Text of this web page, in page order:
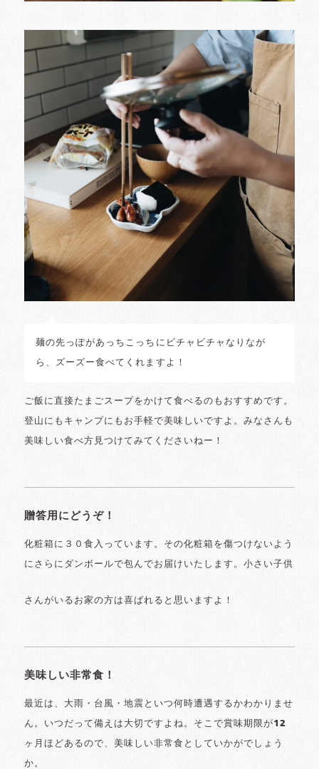
麺の先っぽがあっちこっちにビチャビチャなりなが
ら、ズーズー食べてくれますよ！
ご飯に直接たまごスープをかけて食べるのもおすすめです。
登山にもキャンプにもお手軽で美味しいですよ。みなさんも
美味しい食べ方見つけてみてくださいねー！
贈答用にどうぞ！
化粧箱に３０食入っています。その化粧箱を傷つけないよう
にさらにダンボールで包んでお届けいたします。小さい子供
さんがいるお家の方は喜ばれると思いますよ！
美味しい非常食！
最近は、大雨・台風・地震といつ何時遭遇するかわかりませ
ん。いつだって備えは大切ですよね。そこで賞味期限が12
ヶ月ほどあるので、美味しい非常食としていかがでしょう
か。